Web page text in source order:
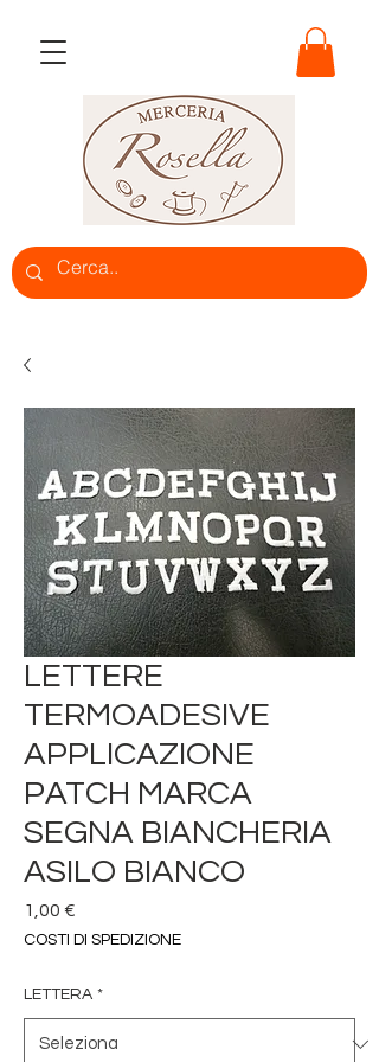
LETTERE
TERMOADESIVE
APPLICAZIONE
PATCH MARCA
SEGNA BIANCHERIA
ASILO BIANCO
1,00 €
COSTI DI SPEDIZIONE
LETTERA *